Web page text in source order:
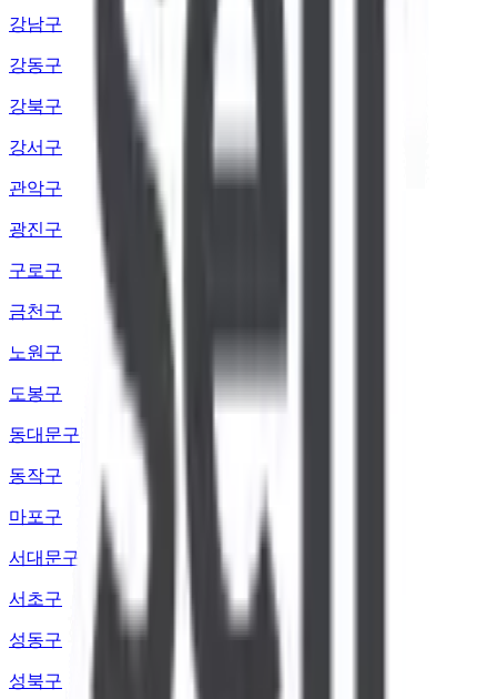
강남구
강동구
강북구
강서구
관악구
광진구
구로구
금천구
노원구
도봉구
동대문구
동작구
마포구
서대문구
서초구
성동구
성북구